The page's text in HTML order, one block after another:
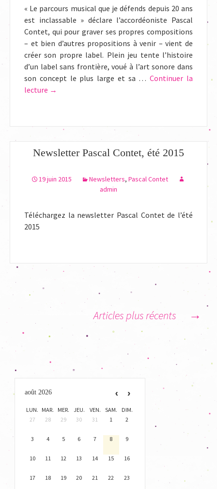
« Le parcours musical que je défends depuis 20 ans
est inclassable » déclare l’accordéoniste Pascal
Contet, qui pour graver ses propres compositions
– et bien d’autres propositions à venir – vient de
créer son propre label. Plein jeu tente l’histoire
d’un label sans frontière, voué à l’art sonore dans
son concept le plus large et sa …Continuer la
lecture de
Musica
Utopian
Pascal
→
Newsletter Pascal Contet, été 2015
19 juin 2015 Newsletters,Pascal Contet
admin
Téléchargez la newsletter Pascal Contet de l’été
2015
Navigation
articles
Articles plus récents →
août 2026
LUN. MAR. MER. JEU. VEN. SAM.
DIM.
27
28 29 30 31 1 2
3 4 5 6 7 8 9
10 11 12 13 14 15 16
17 18 19 20 21 22 23